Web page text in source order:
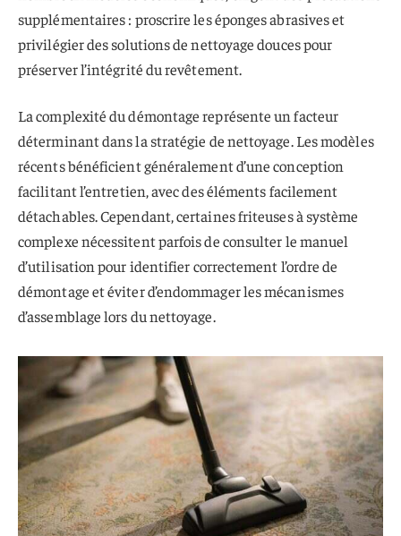
supplémentaires : proscrire les éponges abrasives et
privilégier des solutions de nettoyage douces pour
préserver l’intégrité du revêtement.
La complexité du démontage représente un facteur
déterminant dans la stratégie de nettoyage. Les modèles
récents bénéficient généralement d’une conception
facilitant l’entretien, avec des éléments facilement
détachables. Cependant, certaines friteuses à système
complexe nécessitent parfois de consulter le manuel
d’utilisation pour identifier correctement l’ordre de
démontage et éviter d’endommager les mécanismes
d’assemblage lors du nettoyage.